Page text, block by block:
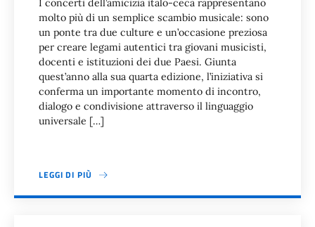
I concerti dell’amicizia italo-ceca rappresentano
molto più di un semplice scambio musicale: sono
un ponte tra due culture e un’occasione preziosa
per creare legami autentici tra giovani musicisti,
docenti e istituzioni dei due Paesi. Giunta
quest’anno alla sua quarta edizione, l’iniziativa si
conferma un importante momento di incontro,
dialogo e condivisione attraverso il linguaggio
universale […]
LEGGI DI PIÙ